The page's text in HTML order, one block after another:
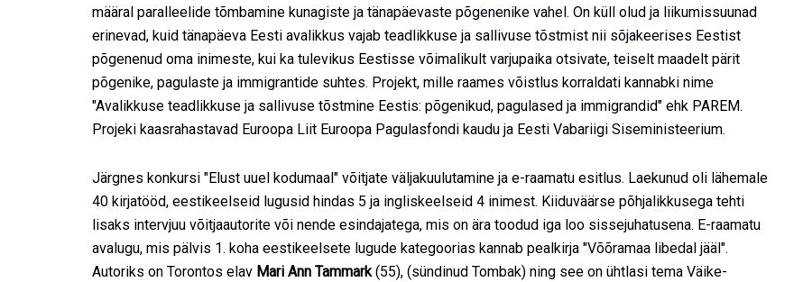
määral paralleelide tõmbamine kunagiste ja tänapäevaste põgenenike vahel. On küll olud ja liikumissuunad
erinevad, kuid tänapäeva Eesti avalikkus vajab teadlikkuse ja sallivuse tõstmist nii sõjakeerises Eestist
põgenenud oma inimeste, kui ka tulevikus Eestisse võimalikult varjupaika otsivate, teiselt maadelt pärit
põgenike, pagulaste ja immigrantide suhtes. Projekt, mille raames võistlus korraldati kannabki nime
"Avalikkuse teadlikkuse ja sallivuse tõstmine Eestis: põgenikud, pagulased ja immigrandid" ehk PAREM.
Projeki kaasrahastavad Euroopa Liit Euroopa Pagulasfondi kaudu ja Eesti Vabariigi Siseministeerium.
Järgnes konkursi "Elust uuel kodumaal" võitjate väljakuulutamine ja e-raamatu esitlus. Laekunud oli lähemale
40 kirjatööd, eestikeelseid lugusid hindas 5 ja ingliskeelseid 4 inimest. Kiiduväärse põhjalikkusega tehti
lisaks intervjuu võitjaautorite või nende esindajatega, mis on ära toodud iga loo sissejuhatusena. E-raamatu
avalugu, mis pälvis 1. koha eestikeelsete lugude kategoorias kannab pealkirja "Võõramaa libedal jääl".
Autoriks on Torontos elav Mari Ann Tammark(55), (sündinud Tombak) ning see on ühtlasi tema Väike-